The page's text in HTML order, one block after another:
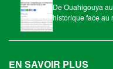
De Ouahigouya
historique face au
EN SAVOIR PLUS